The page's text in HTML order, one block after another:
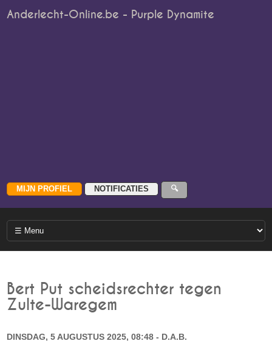
Anderlecht-Online.be - Purple Dynamite
Bert Put scheidsrechter tegen
Zulte-Waregem
DINSDAG, 5 AUGUSTUS 2025, 08:48 - D.A.B.